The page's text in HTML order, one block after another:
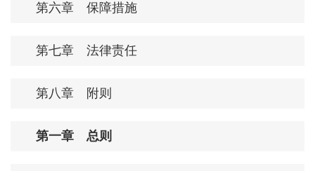
第六章 保障措施
第七章 法律责任
第八章 附则
第一章 总则